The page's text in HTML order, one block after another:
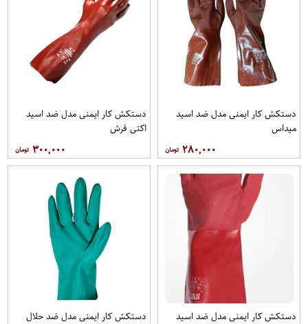
دستکش کار ایمنی مدل ضد اسید
میداس
۲۸۰,۰۰۰
دستکش کار ایمنی مدل ضد اسید
اکتی فرش
۳۰۰,۰۰۰
دستکش کار ایمنی مدل ضد اسید
دستکش کار ایمنی مدل ضد حلال